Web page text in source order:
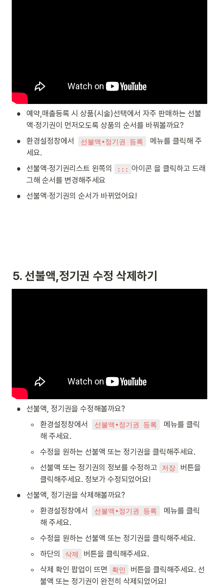
•
예약,매출등록 시 상품(시술)선택에서 자주 판매하는 선불
액∙정기권이 먼저오도록 상품의 순서를 바꿔볼까요?
• 환경설정창에서 선불액∙정기권 등록
  메뉴를 클릭해 주
세요.
• 선불액∙정기권리스트 왼쪽의 ::: 아이콘 을 클릭하고 드래
그해 순서를 변경해주세요
• 선불액∙정기권의 순서가 바뀌었어요!
5. 선불액,정기권 수정 삭제하기
• 선불액, 정기권을 수정해볼까요?
◦ 환경설정창에서 선불액∙정기권 등록
  메뉴를 클릭
해 주세요.
◦ 수정을 원하는 선불액 또는 정기권을 클릭해주세요.
◦ 선불액 또는 정기권의 정보를 수정하고 저장
버튼을
클릭해주세요. 정보가 수정되었어요!
• 선불액, 정기권을 삭제해볼까요?
◦ 환경설정창에서 선불액∙정기권 등록
  메뉴를 클릭
해 주세요.
◦ 수정을 원하는 선불액 또는 정기권을 클릭해주세요.
◦ 하단의 삭제 버튼을 클릭해주세요.
◦ 삭제 확인 팝업이 뜨면 확인
버튼을 클릭해주세요. 선
불액 또는 정기권이 완전히 삭제되었어요!